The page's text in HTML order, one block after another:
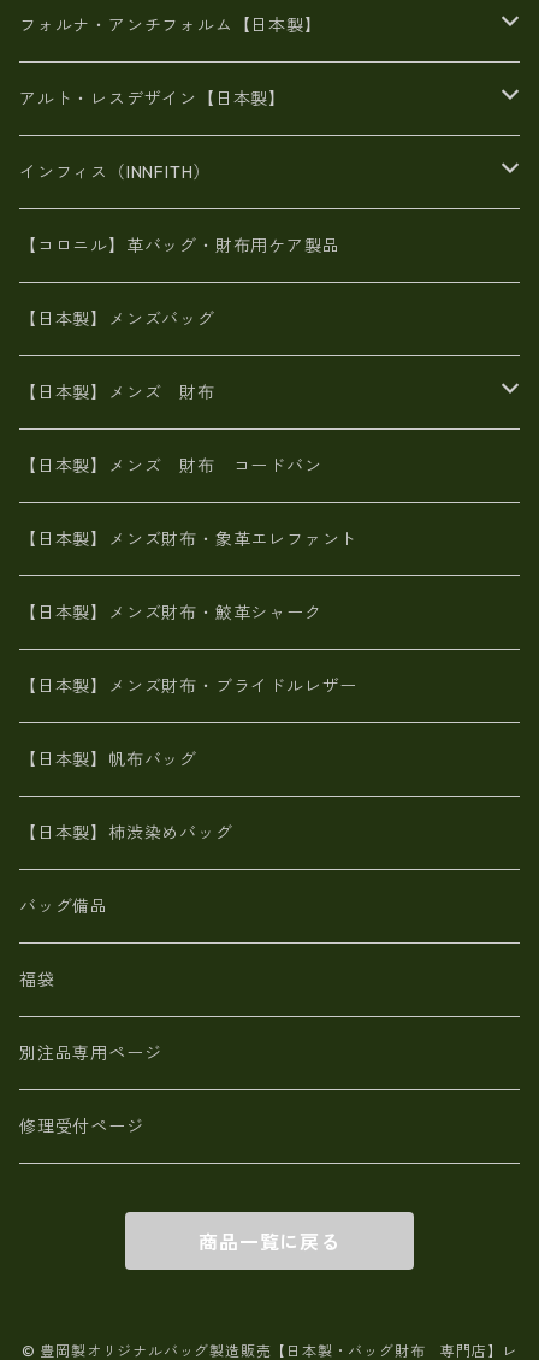
メタリック
スエード
メタリック
６号蝋引き帆布
豊岡製品
エナメルクロコ
がま口
斜め掛け
二つ折り財布
がま口財布
スペインレザー
メタリック
長財布
スペインレザー
佐賀牛革
革友禅染め
ポーテッド
L字ファスナー財布
スペインレザー
革友禅染め
メタリック
ポーチ
ヌメ革
革友禅染め
財布ショルダー
ヌメ革
がま口財布
革友禅染め
山羊革
火山灰染め
名刺入れ・キーケース、他
フォルナ・アンチフォルム【日本製】
BAG
財布・小物
アルト・レスデザイン【日本製】
BAG
財布・小物
インフィス（INNFITH）
BAG
財布・小物
【コロニル】革バッグ・財布用ケア製品
【日本製】メンズバッグ
【日本製】メンズ 財布
象革エレファント【日本製】メンズ 財布
鮫革シャーク【日本製】メンズ 財布
ブライドルレザー【日本製】メンズ 財布
MAISON de HIROAN 【日本製】メンズ 財布
栃木レザー 【日本製】メンズ 財布
革小物・財布【日本製】メンズ レディース
【日本製】メンズ 財布 アザラシ革(シールスキン)
【日本製】メンズ 財布 コードバン
【日本製】メンズ財布・象革エレファント
【日本製】メンズ財布・鮫革シャーク
【日本製】メンズ財布・ブライドルレザー
【日本製】帆布バッグ
【日本製】柿渋染めバッグ
バッグ備品
福袋
別注品専用ページ
修理受付ページ
商品一覧に戻る
© 豊岡製オリジナルバッグ製造販売【日本製・バッグ財布 専門店】レ